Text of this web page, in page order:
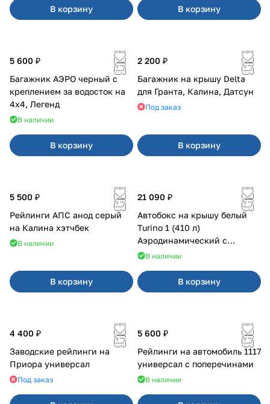
В корзину В корзину
5 600 ₽
Багажник АЭРО черный с
креплением за водосток на
4х4, Легенд
В наличии
В корзину
2 200 ₽
Багажник на крышу Delta
для Гранта, Калина, Датсун
Под заказ
В корзину
5 500 ₽
Рейлинги АПС анод серый
на Калина хэтчбек
В наличии
В корзину
21 090 ₽
Автобокс на крышу белый
Turino 1 (410 л)
Аэродинамический с
двусторонним открыванием
В наличии
В корзину
4 400 ₽
Заводские рейлинги на
Приора универсал
Под заказ
5 600 ₽
Рейлинги на автомобиль 1117
универсал с поперечинами
В наличии